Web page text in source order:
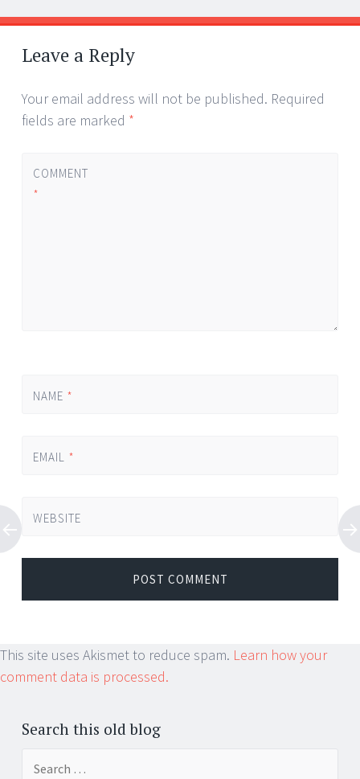
Post
navigation
←
→
Leave a Reply
Your email address will not be published. Required
fields are marked *
COMMENT
*
NAME *
EMAIL *
WEBSITE
This site uses Akismet to reduce spam. Learn how your
comment data is processed.
Search this old blog